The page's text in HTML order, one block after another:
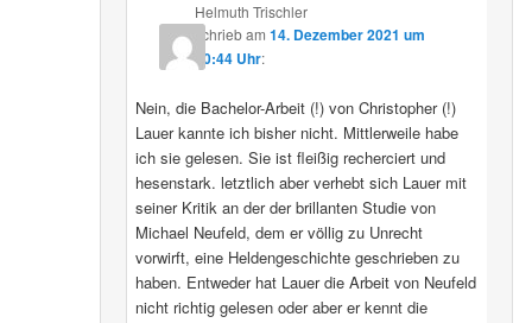
Helmuth Trischler
schriebam 14. Dezember 2021 um
20:44 Uhr:
Nein, die Bachelor-Arbeit (!) von Christopher (!)
Lauer kannte ich bisher nicht. Mittlerweile habe
ich sie gelesen. Sie ist fleißig recherciert und
hesenstark. letztlich aber verhebt sich Lauer mit
seiner Kritik an der der brillanten Studie von
Michael Neufeld, dem er völlig zu Unrecht
vorwirft, eine Heldengeschichte geschrieben zu
haben. Entweder hat Lauer die Arbeit von Neufeld
nicht richtig gelesen oder aber er kennt die